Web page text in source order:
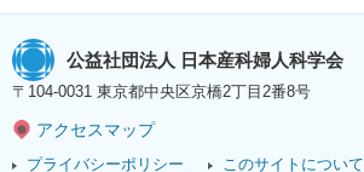
公益社団法人 日本産科婦人科学会
〒104-0031 東京都中央区京橋2丁目2番8号
アクセスマップ
プライバシーポリシー このサイトについて